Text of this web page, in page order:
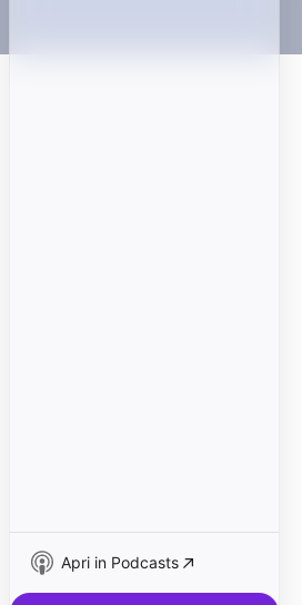
Apri in Podcasts